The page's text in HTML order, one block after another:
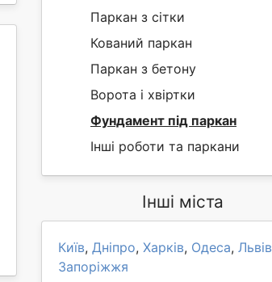
Паркан з сітки
Кований паркан
Паркан з бетону
Ворота і хвіртки
Фундамент під паркан
Інші роботи та паркани
Інші міста
Київ, Дніпро, Харків, Одеса, Львів
Запоріжжя